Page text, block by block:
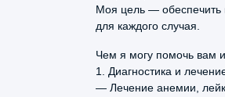
Моя цель — обеспечить
для каждого случая.
Чем я могу помочь вам
1. Диагностика и
— Лечение анемии,
Прием (осмотр,
17